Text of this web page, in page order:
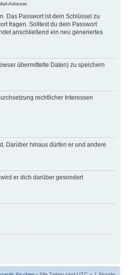
Adresse.
Das Passwort ist dein Schlüssel zu
fragen. Solltest du dein Passwort
anschließend ein neu generiertes
übermittelte Daten) zu speichern
rechtlicher Interessen
Darüber hinaus dürfen er und andere
er dich darüber gesondert